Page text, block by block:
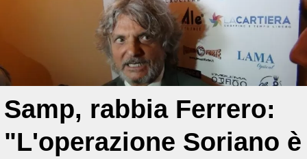
Samp, rabbia Ferrero:
"L'operazione Soriano è